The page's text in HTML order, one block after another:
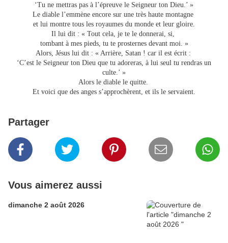
‘Tu ne mettras pas à l’épreuve le Seigneur ton Dieu.’ »
Le diable l’emmène encore sur une très haute montagne
et lui montre tous les royaumes du monde et leur gloire.
Il lui dit : « Tout cela, je te le donnerai, si,
tombant à mes pieds, tu te prosternes devant moi. »
Alors, Jésus lui dit : « Arrière, Satan ! car il est écrit :
‘C’est le Seigneur ton Dieu que tu adoreras, à lui seul tu rendras un
culte.’ »
Alors le diable le quitte.
Et voici que des anges s’approchèrent, et ils le servaient.
Partager
Vous aimerez aussi
dimanche 2 août 2026